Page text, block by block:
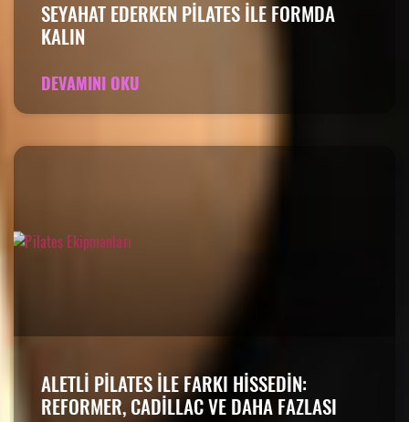
SEYAHAT EDERKEN PILATES ILE FORMDA
KALIN
DEVAMINI OKU
ALETLI PILATES ILE FARKI HISSEDIN:
REFORMER, CADILLAC VE DAHA FAZLASI